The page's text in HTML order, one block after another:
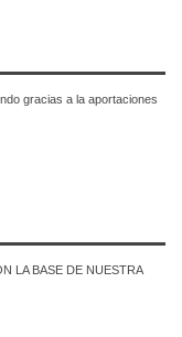
gracias a la aportaciones
LA BASE DE NUESTRA